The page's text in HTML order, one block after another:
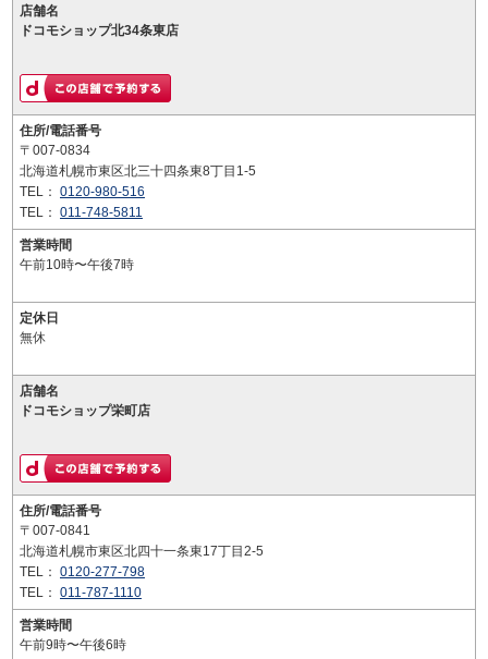
店舗名
ドコモショップ北34条東店
住所/電話番号
〒007-0834
北海道札幌市東区北三十四条東8丁目1-5
TEL： 0120-980-516
TEL： 011-748-5811
営業時間
午前10時〜午後7時
定休日
無休
店舗名
ドコモショップ栄町店
住所/電話番号
〒007-0841
北海道札幌市東区北四十一条東17丁目2-5
TEL： 0120-277-798
TEL： 011-787-1110
営業時間
午前9時〜午後6時